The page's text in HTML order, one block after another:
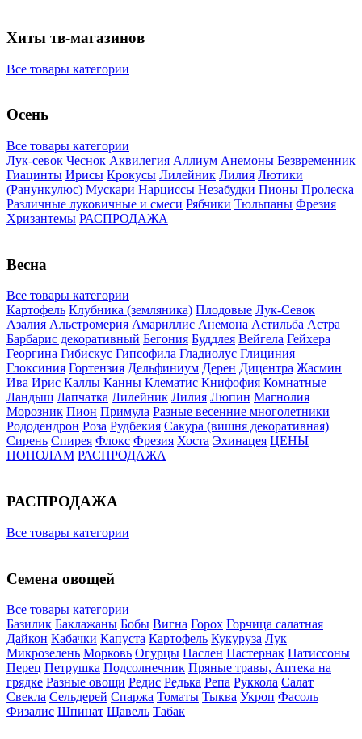
Хиты тв-магазинов
Все товары категории
Осень
Все товары категории
Лук-севок Чеснок Аквилегия Аллиум Анемоны Безвременник
Гиацинты Ирисы Крокусы Лилейник Лилия Лютики
(Ранункулюс) Мускари Нарцисcы Незабудки Пионы Пролеска
Различные луковичные и смеси Рябчики Тюльпаны Фрезия
Хризантемы РАСПРОДАЖА
Весна
Все товары категории
Картофель Клубника (земляника) Плодовые Лук-Севок
Азалия Альстромерия Амариллис Анемона Астильба Астра
Барбарис декоративный Бегония Буддлея Вейгела Гейхера
Георгина Гибискус Гипсофила Гладиолус Глициния
Глоксиния Гортензия Дельфиниум Дерен Дицентра Жасмин
Ива Ирис Каллы Канны Клематис Книфофия Комнатные
Ландыш Лапчатка Лилейник Лилия Люпин Магнолия
Морозник Пион Примула Разные весенние многолетники
Рододендрон Роза Рудбекия Сакура (вишня декоративная)
Сирень Спирея Флокс Фрезия Хоста Эхинацея ЦЕНЫ
ПОПОЛАМ РАСПРОДАЖА
РАСПРОДАЖА
Все товары категории
Семена овощей
Все товары категории
Базилик Баклажаны Бобы Вигна Горох Горчица салатная
Дайкон Кабачки Капуста Картофель Кукуруза Лук
Микрозелень Морковь Огурцы Паслен Пастернак Патиссоны
Перец Петрушка Подсолнечник Пряные травы, Аптека на
грядке Разные овощи Редис Редька Репа Руккола Салат
Свекла Сельдерей Спаржа Томаты Тыква Укроп Фасоль
Физалис Шпинат Щавель Табак